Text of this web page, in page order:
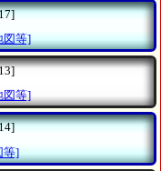
図等]
図等]
等]